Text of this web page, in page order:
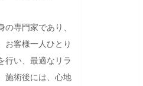
専門家であり、
お客様一人ひとり
行い、最適なリラ
施術後には、心地